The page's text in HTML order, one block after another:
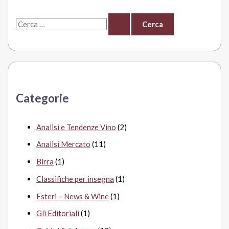
C
r
:Categorie
Analisi e Tendenze Vino (2)
Analisi Mercato (11)
Birra (1)
Classifiche per insegna (1)
Esteri – News & Wine(1)
Gli Editoriali (1)